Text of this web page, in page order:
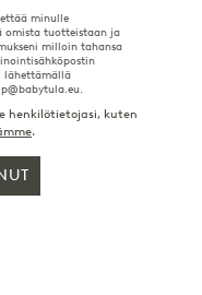
minulle
omista tuotteistaan ja
milloin tahansa
lähettämällä
henkilötietojasi, kuten
.